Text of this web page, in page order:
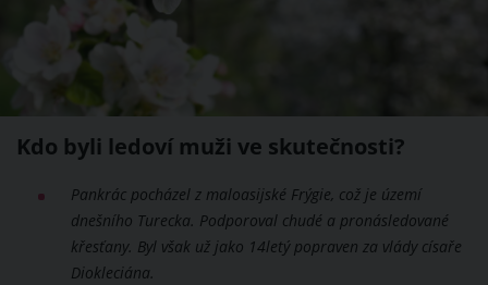
Kdo byli ledoví muži ve skutečnosti?
Pankrác pocházel z maloasijské Frýgie, což je území
dnešního Turecka. Podporoval chudé a pronásledované
křesťany. Byl však už jako 14letý popraven za vlády císaře
Diokleciána.